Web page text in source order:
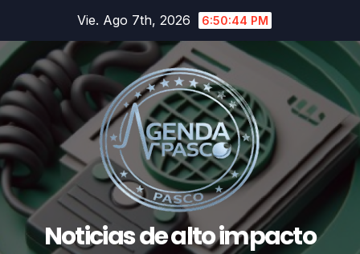
contenido
Vie. Ago 7th, 2026 6:50:45 PM
Noticias de alto impacto